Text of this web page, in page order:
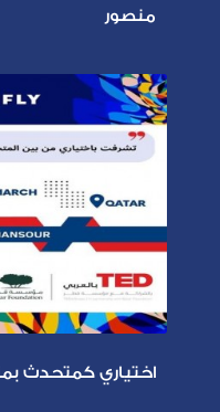
منصور
اختياري كمتحدث